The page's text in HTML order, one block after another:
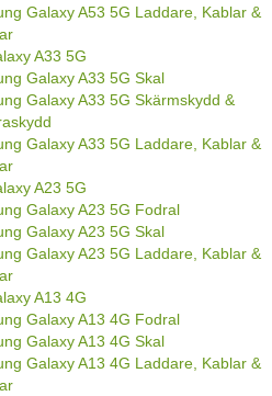
Galaxy A53 5G Laddare, Kablar &
A33 5G
Galaxy A33 5G Skal
Galaxy A33 5G Skärmskydd &
Galaxy A33 5G Laddare, Kablar &
A23 5G
Galaxy A23 5G Fodral
Galaxy A23 5G Skal
Galaxy A23 5G Laddare, Kablar &
A13 4G
Galaxy A13 4G Fodral
Galaxy A13 4G Skal
Galaxy A13 4G Laddare, Kablar &